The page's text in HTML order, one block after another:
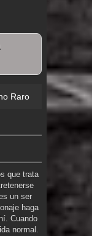
Raro
que trata
un ser
haga
Cuando
normal.